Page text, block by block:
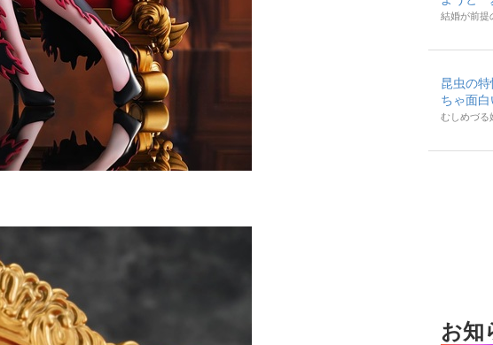
結婚が前提
昆虫の
ちゃ面白
むしめづる
お知